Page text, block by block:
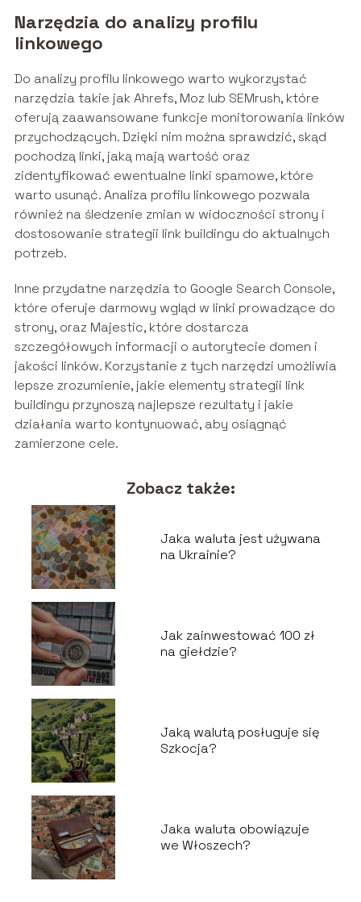
Narzędzia do analizy profilu
linkowego
Do analizy profilu linkowego warto wykorzystać
narzędzia takie jak Ahrefs, Moz lub SEMrush, które
oferują zaawansowane funkcje monitorowania linków
przychodzących. Dzięki nim można sprawdzić, skąd
pochodzą linki, jaką mają wartość oraz
zidentyfikować ewentualne linki spamowe, które
warto usunąć. Analiza profilu linkowego pozwala
również na śledzenie zmian w widoczności strony i
dostosowanie strategii link buildingu do aktualnych
potrzeb.
Inne przydatne narzędzia to Google Search Console,
które oferuje darmowy wgląd w linki prowadzące do
strony, oraz Majestic, które dostarcza
szczegółowych informacji o autorytecie domen i
jakości linków. Korzystanie z tych narzędzi umożliwia
lepsze zrozumienie, jakie elementy strategii link
buildingu przynoszą najlepsze rezultaty i jakie
działania warto kontynuować, aby osiągnąć
zamierzone cele.
Zobacz także:
Jaka waluta jest używana
na Ukrainie?
Jak zainwestować 100 zł
na giełdzie?
Jaką walutą posługuje się
Szkocja?
Jaka waluta obowiązuje
we Włoszech?